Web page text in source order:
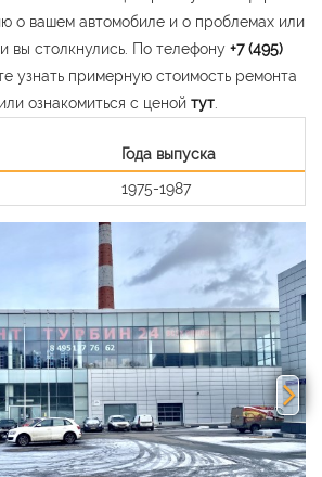
о вашем автомобиле и о проблемах или
вы столкнулись. По телефону +7 (495)
узнать примерную стоимость ремонта
ознакомиться с ценой тут
Года выпуска
1975-1987